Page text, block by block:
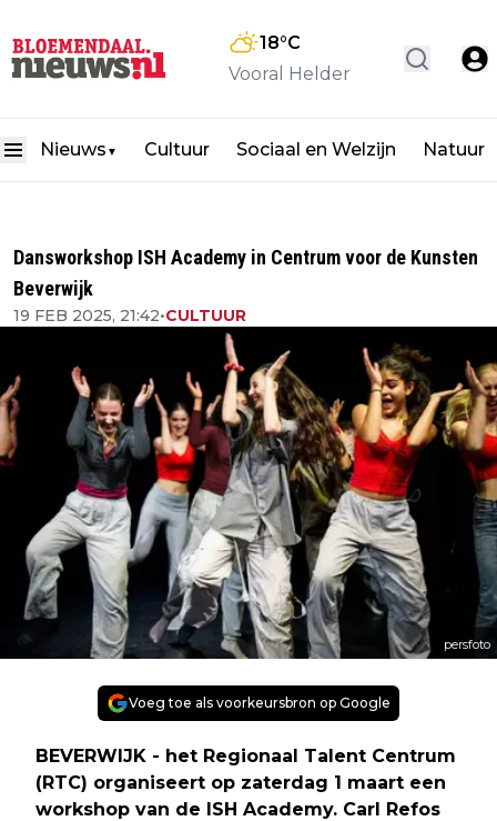
18°C
Vooral Helder
Nieuws ▼ Cultuur Sociaal en Welzijn Natuur
Dansworkshop ISH Academy in Centrum voor de Kunsten
Beverwijk
19 FEB 2025, 21:42•CULTUUR
persfoto
Voeg toe als voorkeursbron op Google
BEVERWIJK - het Regionaal Talent Centrum
(RTC) organiseert op zaterdag 1 maart een
workshop van de ISH Academy. Carl Refos